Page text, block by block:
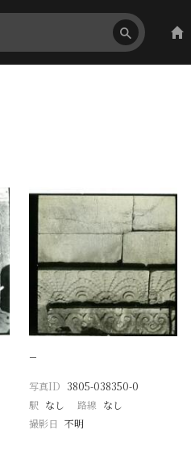
−
写真ID 3805-038350-0
駅 なし 路線 なし
撮影日 不明